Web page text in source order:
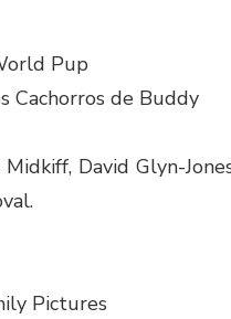
Pup
Cachorros de Buddy
Midkiff, David Glyn-
Pictures